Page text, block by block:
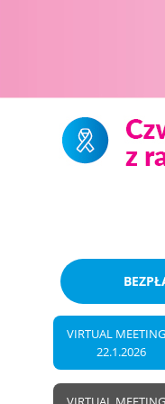
VIRTUAL
22.1.2026